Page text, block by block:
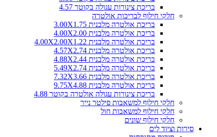
בריכת צינורות עגולה בקוטר 4.57
חלקי חילוף לבריכות אולטרה
בריכת אולטרה מלבנית 3.00X1.75
בריכת אולטרה מלבנית 4.00X2.00
בריכת אולטרה מלבנית 4.00X2.00X1.22
בריכת אולטרה מלבנית 4.57X2.74
בריכת אולטרה מלבנית 4.88X2.44
בריכת אולטרה מלבנית 5.49X2.74
בריכת אולטרה מלבנית 7.32X3.66
בריכת אולטרה מלבנית 9.75X4.88
בריכת צינורות עגולה אולטרה בקוטר 4.88
חלקי חילוף למשאבות פילטר נייר
חלקי חילוף למשאבות חול
חלקי חילוף שונים
סירות וציוד לים